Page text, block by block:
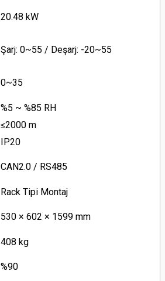
20.48 kW
Şarj: 0~55 / Deşarj: -20~55
0~35
%5 ~ %85 RH
≤2000 m
IP20
CAN2.0 / RS485
Rack Tipi Montaj
530 × 602 × 1599 mm
408 kg
%90